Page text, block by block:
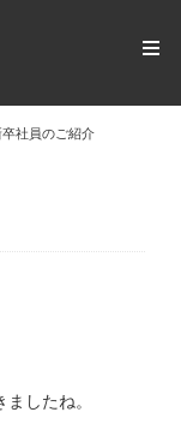
卒社員のご紹介
したね。